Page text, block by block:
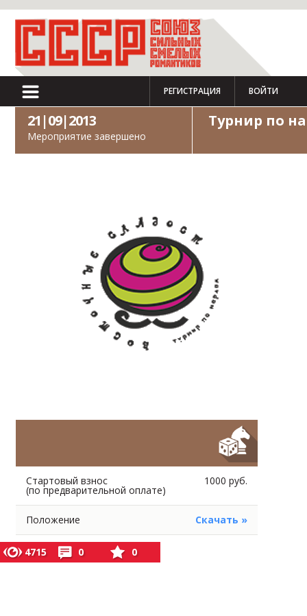
РЕГИСТРАЦИЯ ВОЙТИ
21|09|2013
Мероприятие завершено
Турнир по
Стартовый взнос
(по предварительной оплате)
1000 руб.
Положение Скачать »
4715 0 0